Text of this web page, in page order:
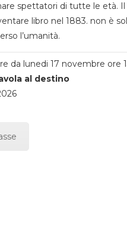
spettatori di tutte le età.
libro nel 1883. non è
l’umanità.
da lunedi 17 novembre ore
al destino